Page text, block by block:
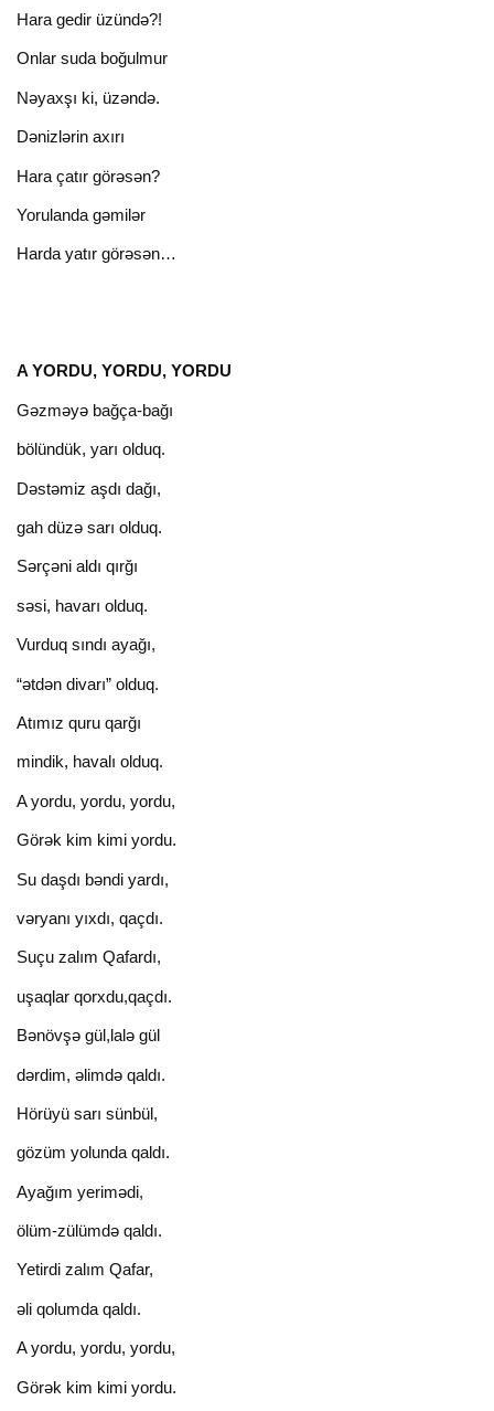
Hara gedir üzündə?!
Onlar suda boğulmur
Nəyaxşı ki, üzəndə.
Dənizlərin axırı
Hara çatır görəsən?
Yorulanda gəmilər
Harda yatır görəsən…
A YORDU, YORDU, YORDU
Gəzməyə bağça-bağı
bölündük, yarı olduq.
Dəstəmiz aşdı dağı,
gah düzə sarı olduq.
Sərçəni aldı qırğı
səsi, havarı olduq.
Vurduq sındı ayağı,
“ətdən divarı” olduq.
Atımız quru qarğı
mindik, havalı olduq.
A yordu, yordu, yordu,
Görək kim kimi yordu.
Su daşdı bəndi yardı,
vəryanı yıxdı, qaçdı.
Suçu zalım Qafardı,
uşaqlar qorxdu,qaçdı.
Bənövşə gül,lalə gül
dərdim, əlimdə qaldı.
Hörüyü sarı sünbül,
gözüm yolunda qaldı.
Ayağım yerimədi,
ölüm-zülümdə qaldı.
Yetirdi zalım Qafar,
əli qolumda qaldı.
A yordu, yordu, yordu,
Görək kim kimi yordu.